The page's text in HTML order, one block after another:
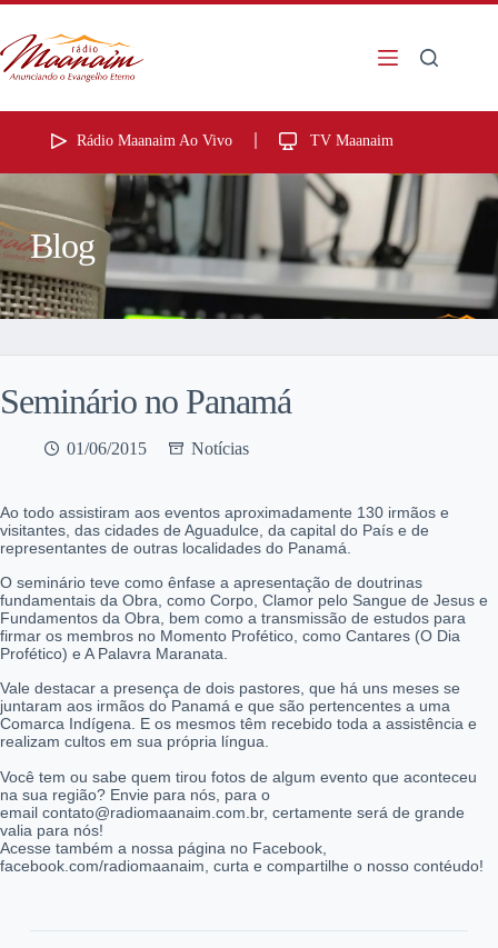
Rádio Maanaim Ao Vivo TV Maanaim
Blog
Seminário no Panamá
01/06/2015 Notícias
Ao todo assistiram aos eventos aproximadamente 130 irmãos e
visitantes, das cidades de Aguadulce, da capital do País e de
representantes de outras localidades do Panamá.
O seminário teve como ênfase a apresentação de doutrinas
fundamentais da Obra, como Corpo, Clamor pelo Sangue de Jesus e
Fundamentos da Obra, bem como a transmissão de estudos para
firmar os membros no Momento Profético, como Cantares (O Dia
Profético) e A Palavra Maranata.
Vale destacar a presença de dois pastores, que há uns meses se
juntaram aos irmãos do Panamá e que são pertencentes a uma
Comarca Indígena. E os mesmos têm recebido toda a assistência e
realizam cultos em sua própria língua.
Você tem ou sabe quem tirou fotos de algum evento que aconteceu
na sua região? Envie para nós, para o
email contato@radiomaanaim.com.br, certamente será de grande
valia para nós!
Acesse também a nossa página no Facebook,
facebook.com/radiomaanaim, curta e compartilhe o nosso contéudo!